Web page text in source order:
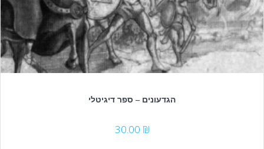
הגדעונים – ספר דיגיטלי
30.00